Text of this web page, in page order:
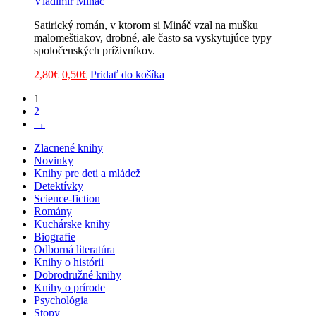
Satirický román, v ktorom si Mináč vzal na mušku
malomeštiakov, drobné, ale často sa vyskytujúce typy
spoločenských príživníkov.
2,80€ Pôvodná
0,50€Aktuálna
Pridať do košíka
1
2
→
Zlacnené knihy
Novinky
Knihy pre deti a mládež
Detektívky
Science-fiction
Romány
Kuchárske knihy
Biografie
Odborná literatúra
Knihy o histórii
Dobrodružné knihy
Knihy o prírode
Psychológia
Stopy